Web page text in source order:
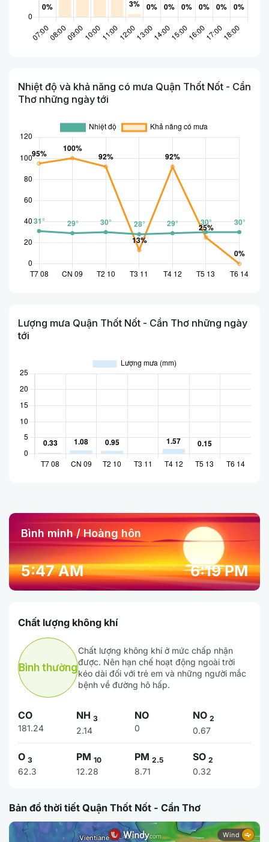
Nhiệt độ và khả năng có mưa Quận Thốt Nốt - Cần
Thơ những ngày tới
Lượng mưa Quận Thốt Nốt - Cần Thơ những ngày
tới
Bình minh / Hoàng hôn
5:47 AM 6:19 PM
Chất lượng không khí
Bình thường
Chất lượng không khí ở mức chấp nhận
được. Nên hạn chế hoạt động ngoài trời
kéo dài đối với trẻ em và những người mắc
bệnh về đường hô hấp.
CO
181.24
NH 3
2.14
NO
0
NO 2
0.67
O 3
62.3
PM 10
12.28
PM 2.5
8.71
SO 2
0.32
Bản đồ thời tiết Quận Thốt Nốt - Cần Thơ